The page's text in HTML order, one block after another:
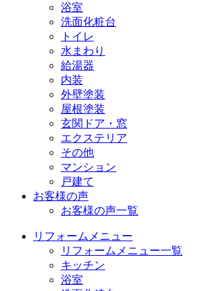
浴室
洗面化粧台
トイレ
水まわり
給湯器
内装
外壁塗装
屋根塗装
玄関ドア・窓
エクステリア
その他
マンション
戸建て
お客様の声
お客様の声一覧
リフォームメニュー
リフォームメニュー一覧
キッチン
浴室